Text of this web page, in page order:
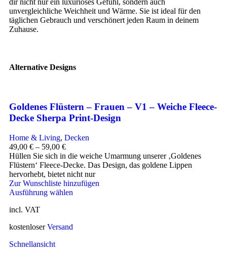
dir nicht nur ein luxuriöses Gefühl, sondern auch
unvergleichliche Weichheit und Wärme. Sie ist ideal für den
täglichen Gebrauch und verschönert jeden Raum in deinem
Zuhause.
Alternative Designs
Goldenes Flüstern – Frauen – V1 – Weiche Fleece-
Decke Sherpa Print-Design
Home & Living, Decken
49,00 € – 59,00 €
Hüllen Sie sich in die weiche Umarmung unserer ‚Goldenes
Flüstern‘ Fleece-Decke. Das Design, das goldene Lippen
hervorhebt, bietet nicht nur
Zur Wunschliste hinzufügen
Ausführung wählen
incl. VAT
kostenloserVersand
Schnellansicht